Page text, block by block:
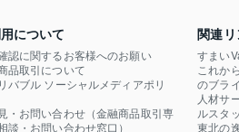
について
認に関するお客様へのお願い
品取引について
バブル ソーシャルメディアポリ
・お問い合わせ（金融商品取引専
談・お問い合わせ窓口）
関連リ
すまい
これか
のブラ
人材サ
ルスタ
東北の